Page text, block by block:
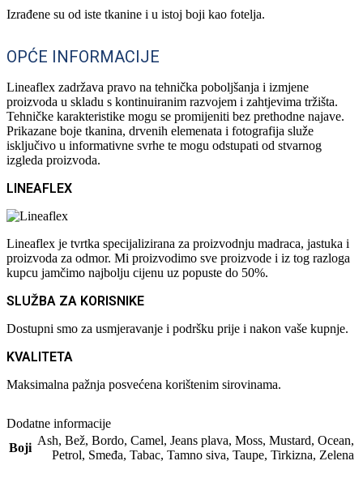
Izrađene su od iste tkanine i u istoj boji kao fotelja.
OPĆE INFORMACIJE
Lineaflex zadržava pravo na tehnička poboljšanja i izmjene
proizvoda u skladu s kontinuiranim razvojem i zahtjevima tržišta.
Tehničke karakteristike mogu se promijeniti bez prethodne najave.
Prikazane boje tkanina, drvenih elemenata i fotografija služe
isključivo u informativne svrhe te mogu odstupati od stvarnog
izgleda proizvoda.
LINEAFLEX
Lineaflex je tvrtka specijalizirana za proizvodnju madraca, jastuka i
proizvoda za odmor. Mi proizvodimo sve proizvode i iz tog razloga
kupcu jamčimo najbolju cijenu uz popuste do 50%.
SLUŽBA ZA KORISNIKE
Dostupni smo za usmjeravanje i podršku prije i nakon vaše kupnje.
KVALITETA
Maksimalna pažnja posvećena korištenim sirovinama.
Dodatne informacije
Boji
Ash, Bež, Bordo, Camel, Jeans plava, Moss, Mustard, Ocean,
Petrol, Smeđa, Tabac, Tamno siva, Taupe, Tirkizna, Zelena